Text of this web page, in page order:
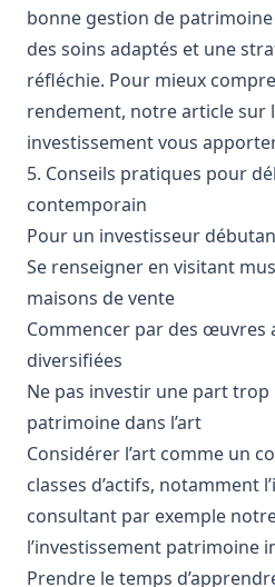
bonne gestion de
des soins adaptés et une
réfléchie. Pour mieux
rendement, notre article sur
investissementvous
5. Conseils pratiques pour
contemporain
Pour un investisseur
Se renseigner en visitant
maisons de vente
Commencer par des œuvres
diversifiées
Ne pas investir une part
patrimoine dans l’art
Considérer l’art comme un
classes d’actifs, notamment
consultant par exemple
l’investissement patrimoine
Prendre le temps